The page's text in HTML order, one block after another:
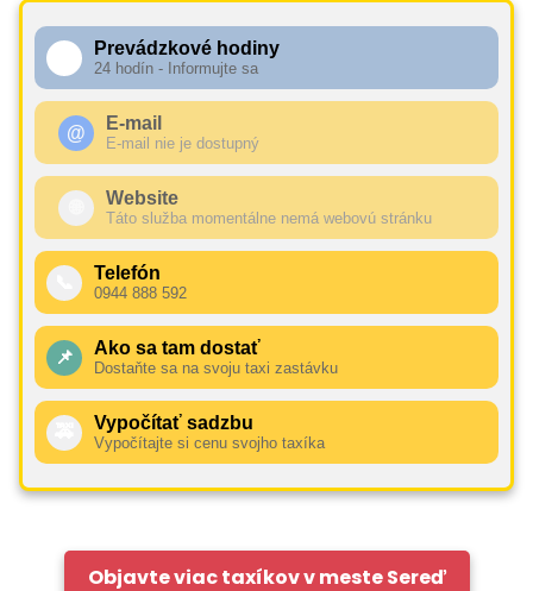
Prevádzkové hodiny
24 hodín - Informujte sa
@ E-mail
E-mail nie je dostupný
Website
Táto služba momentálne nemá webovú stránku
Telefón
0944 888 592
📌 Ako sa tam dostať
Dostaňte sa na svoju taxi zastávku
Vypočítať sadzbu
Vypočítajte si cenu svojho taxíka
Objavte viac taxíkov v meste Sereď